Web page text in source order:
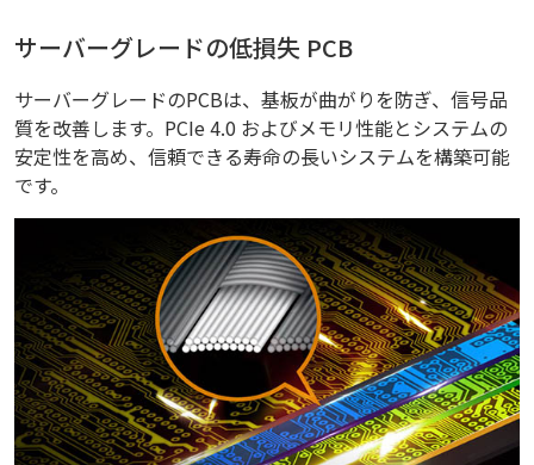
サーバーグレードの低損失 PCB
サーバーグレードのPCBは、基板が曲がりを防ぎ、信号品
質を改善します。PCIe 4.0 およびメモリ性能とシステムの
安定性を高め、信頼できる寿命の長いシステムを構築可能
です。